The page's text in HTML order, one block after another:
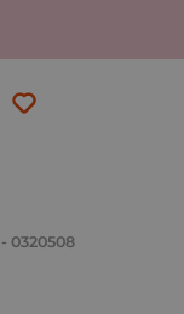
- 0320508